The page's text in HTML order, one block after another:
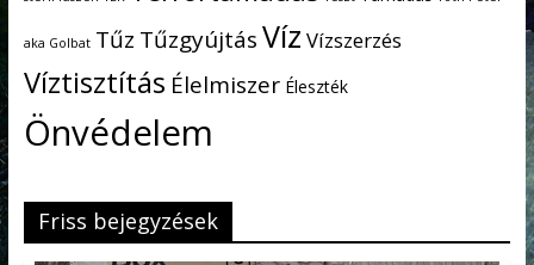
aka Golbat Tűz TűzgyújtásVíz Vízszerzés
Víztisztítás Élelmiszer Éleszték
Önvédelem
Friss bejegyzések